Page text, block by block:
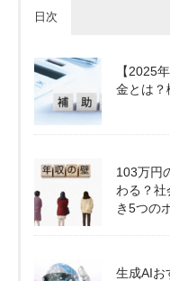
日次
【2025
金とは？
103万円
わる？
き5つの
生成AIお